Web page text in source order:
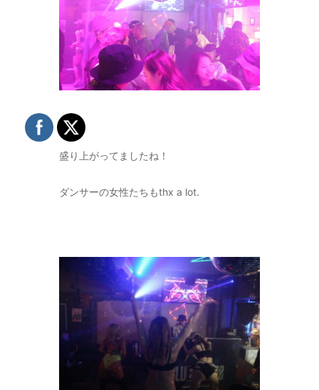
盛り上がってましたね！
ダンサーの女性たちもthx a lot.